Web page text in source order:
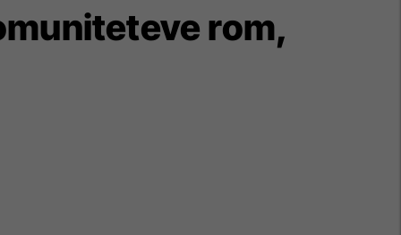
rom,